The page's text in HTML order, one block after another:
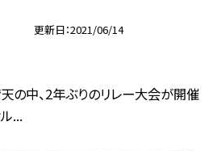
更新日 2021/06/14
の中、2年ぶりのリレー大会が開催
...